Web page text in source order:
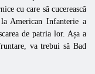
cu care să cucerească
American Infanterie a
de patria lor. Așa a
va trebui să Bad